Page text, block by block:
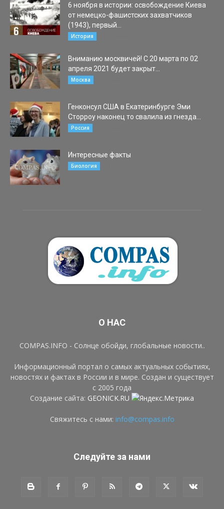
6 ноября в истории: освобождение Киева
от немецко-фашистских захватчиков
(1943), первый...
История
Вниманию москвичей! С 20 марта по 02
апреля 2021 будет закрыт...
Москва
Генконсул США в Екатеринбурге Эми
Сторроу наконец то свалила из гнезда...
Россия
Интересные факты
Биология
О НАС
COMPAS.INFO - Солнце обойди, глобальные новости..
Информационный портал о самых актуальных событиях,
новостях и фактах в России и в мире. Создан и существует
с 2005 года
Создание сайта: GEONICK.RU
Свяжитесь с нами: info@compas.info
Следуйте за нами